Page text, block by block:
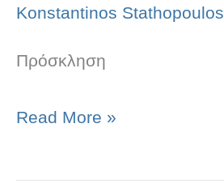
Konstantinos Stathopoulos
Πρόσκληση
24.06.2026
Read More »